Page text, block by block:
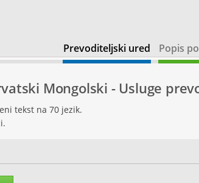
Prevoditeljski ured Popis
Mongolski - Usluge
tekst na 70 jezik.